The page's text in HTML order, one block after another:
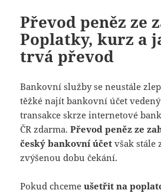
Převod peněz ze
Poplatky, kurz a
trvá převod
Bankovní služby se neustále
těžké najít bankovní účet
transakce skrze internetové
ČR zdarma.Převod peněz ze
český bankovní účet však stále
zvýšenou dobu čekání.
Pokud chcemeušetřit na